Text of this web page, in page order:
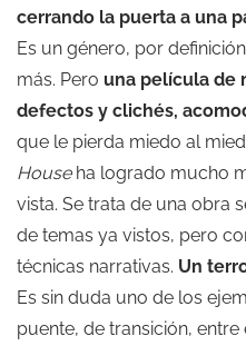
cerrando la puerta a una
Es un género, por
más. Pero una película de
defectos y clichés,
que le pierda miedo al
House ha logrado mucho
vista. Se trata de una obra
de temas ya vistos, pero
técnicas narrativas. Un
Es sin duda uno de los
puente, de transición,